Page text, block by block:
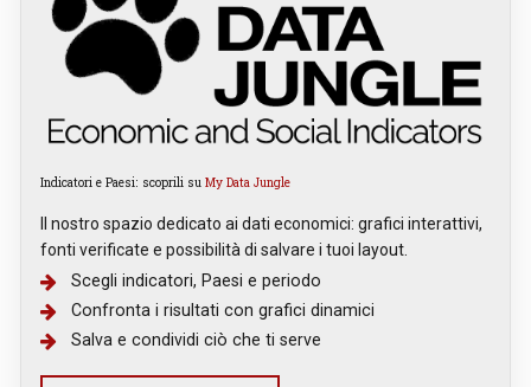
Indicatori e Paesi: scoprili su My Data Jungle
Il nostro spazio dedicato ai dati economici: grafici interattivi,
fonti verificate e possibilità di salvare i tuoi layout.
Scegli indicatori, Paesi e periodo
Confronta i risultati con grafici dinamici
Salva e condividi ciò che ti serve